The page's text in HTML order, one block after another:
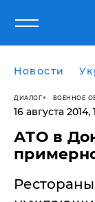
Новости
ДИАЛОГ ВОЕННОЕ
16 августа 2014,
АТО в